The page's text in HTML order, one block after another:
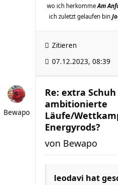
wo ich herkommeAm
ich zuletzt gelaufen bin
Zitieren
07.12.2023, 08:39
Bewapo
Re: extra
ambitionierte
Läufe/
Energyrods?
von Bewapo
leodavi hat